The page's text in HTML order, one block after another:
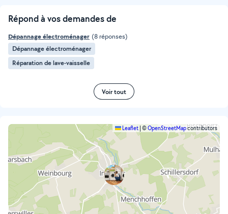
Répond à vos demandes de
Dépannage électroménager (8 réponses)
Dépannage électroménager
Réparation de lave-vaisselle
Voir tout
Leaflet ©OpenStreetMapcontributors